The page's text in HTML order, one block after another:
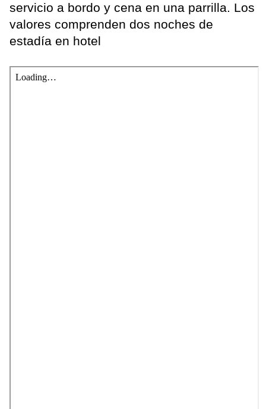
servicio a bordo y cena en una parrilla. Los
valores comprenden dos noches de
estadía en hotel